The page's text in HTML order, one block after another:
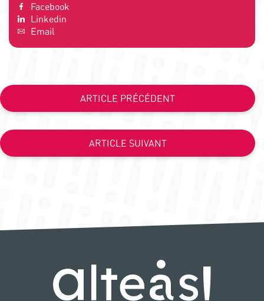
Facebook
Linkedin
Email
ARTICLE PRÉCÉDENT
ARTICLE SUIVANT